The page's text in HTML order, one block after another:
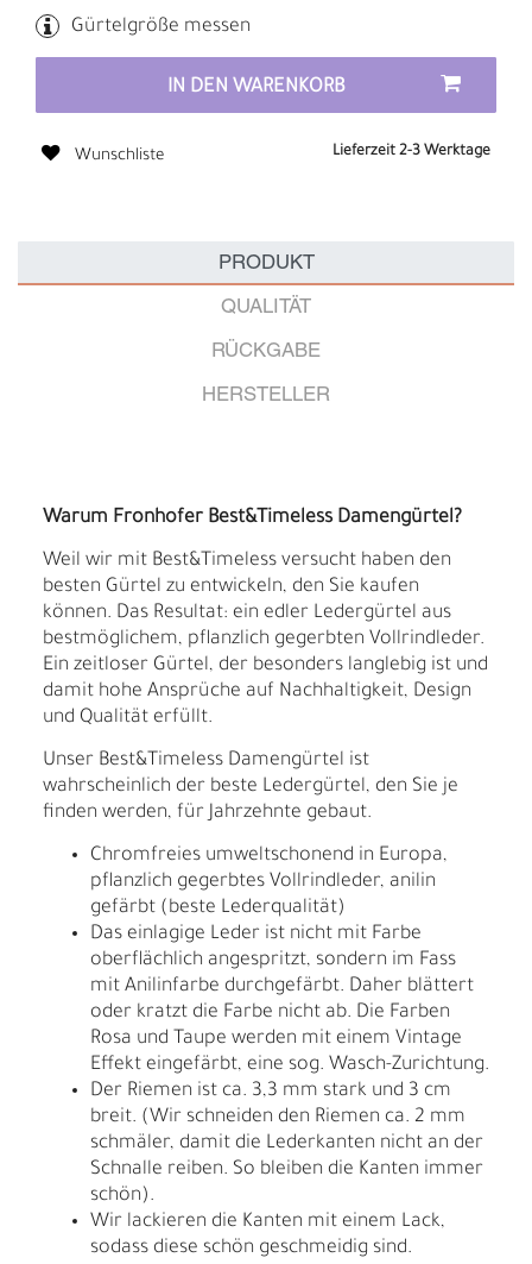
Gürtelgröße messen
IN DEN WARENKORB
Wunschliste Lieferzeit 2-3 Werktage
PRODUKT
QUALITÄT
RÜCKGABE
HERSTELLER
Warum Fronhofer Best&Timeless Damengürtel?
Weil wir mit Best&Timeless versucht haben den
besten Gürtel zu entwickeln, den Sie kaufen
können. Das Resultat: ein edler Ledergürtel aus
bestmöglichem, pflanzlich gegerbten Vollrindleder.
Ein zeitloser Gürtel, der besonders langlebig ist und
damit hohe Ansprüche auf Nachhaltigkeit, Design
und Qualität erfüllt.
Unser Best&Timeless Damengürtel ist
wahrscheinlich der beste Ledergürtel, den Sie je
finden werden, für Jahrzehnte gebaut.
Chromfreies umweltschonend in Europa,
pflanzlich gegerbtes Vollrindleder, anilin
gefärbt (beste Lederqualität)
Das einlagige Leder ist nicht mit Farbe
oberflächlich angespritzt, sondern im Fass
mit Anilinfarbe durchgefärbt. Daher blättert
oder kratzt die Farbe nicht ab. Die Farben
Rosa und Taupe werden mit einem Vintage
Effekt eingefärbt, eine sog. Wasch-Zurichtung.
Der Riemen ist ca. 3,3 mm stark und 3 cm
breit. (Wir schneiden den Riemen ca. 2 mm
schmäler, damit die Lederkanten nicht an der
Schnalle reiben. So bleiben die Kanten immer
schön).
Wir lackieren die Kanten mit einem Lack,
sodass diese schön geschmeidig sind.